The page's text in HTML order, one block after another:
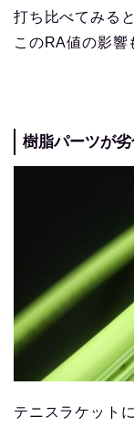
打ち比べてみる
このRA値の影響
樹脂パーツが
テニスラケット